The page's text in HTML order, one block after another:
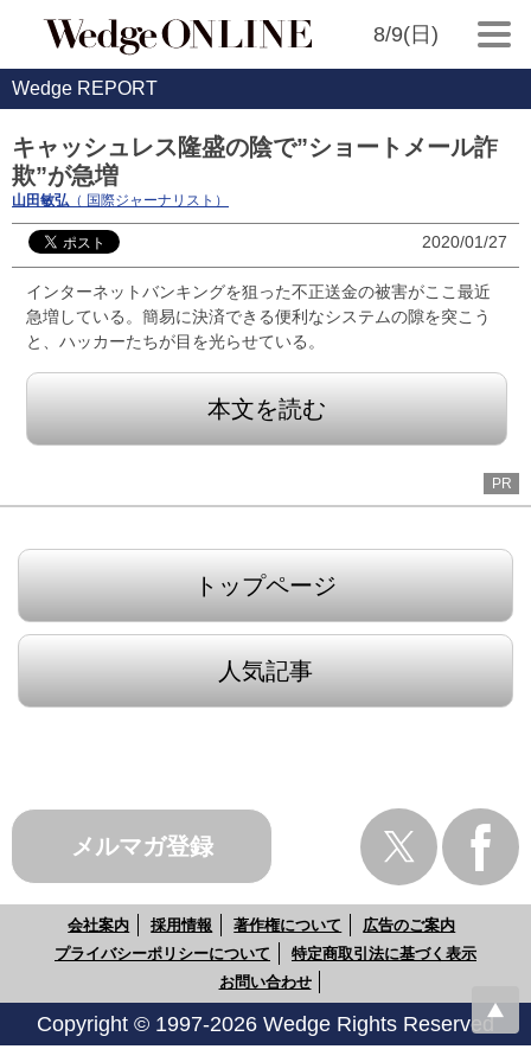
8/9(日)
Wedge REPORT
キャッシュレス隆盛の陰で”ショートメール詐
欺”が急増
山田敏弘 （ 国際ジャーナリスト）
2020/01/27
インターネットバンキングを狙った不正送金の被害がここ最近
急増している。簡易に決済できる便利なシステムの隙を突こう
と、ハッカーたちが目を光らせている。
本文を読む
PR
トップページ
人気記事
メルマガ登録
会社案内 採用情報 著作権について
広告のご案内
プライバシーポリシーについて
特定商取引法に基づく表示
お問い合わせ
Copyright © 1997-2026 Wedge Rights Reserved